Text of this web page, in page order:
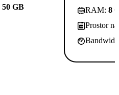
50 GB
RAM: 8
Prostor